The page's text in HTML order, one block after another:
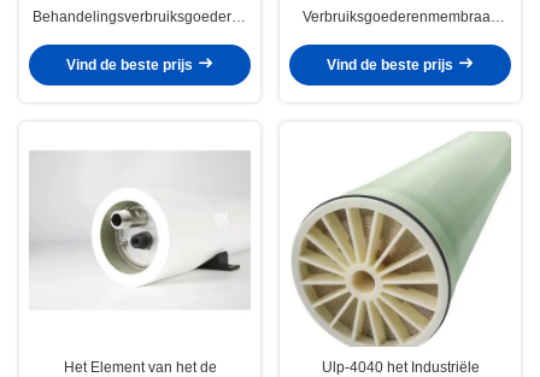
Behandelingsverbruiksgoederen
Membraan Shell Reverse
Vind de beste prijs
Verbruiksgoederenmembraan
Waterbehandeling voor
Vind de beste prijs
Het Element van het de
Ulp-4040 het Industriële